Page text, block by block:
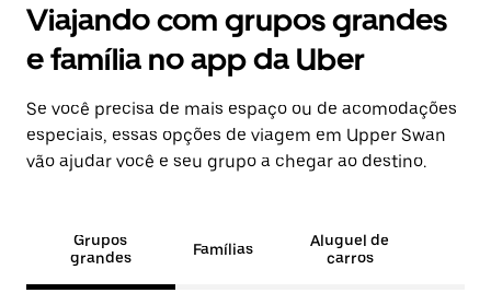
Viajando com grupos grandes
e família no app da Uber
Se você precisa de mais espaço ou de acomodações
especiais, essas opções de viagem em Upper Swan
vão ajudar você e seu grupo a chegar ao destino.
Grupos
grandes
Famílias
Aluguel de
carros